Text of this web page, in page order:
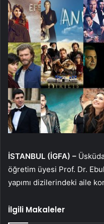
İSTANBUL (İGFA) –
öğretim üyesi Prof. Dr.
yapımı dizilerindeki aile
İlgili Makaleler